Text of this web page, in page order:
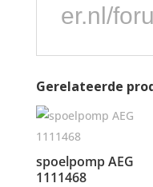
er.nl/
Gerelateerde
spoelpomp AEG
1111468